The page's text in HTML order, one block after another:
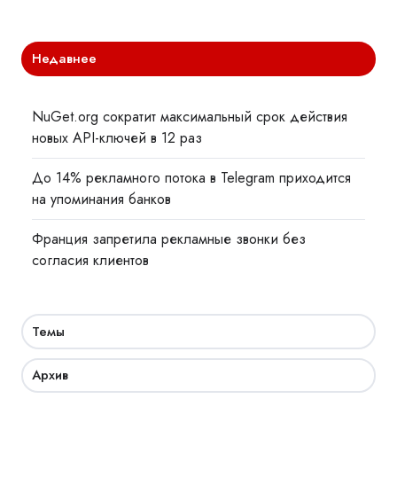
Недавнее
NuGet.org сократит максимальный срок действия
новых API-ключей в 12 раз
До 14% рекламного потока в Telegram приходится
на упоминания банков
Франция запретила рекламные звонки без
согласия клиентов
Темы
Архив